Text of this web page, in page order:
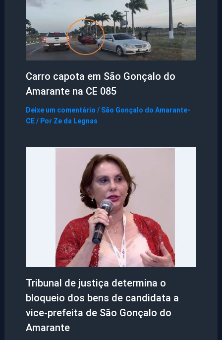
Carro capota em São Gonçalo do
Amarante na CE 085
Deixe um comentário / São Gonçalo do Amarante-
CE/ Por Ze da Legnas
Tribunal de justiça determina o
bloqueio dos bens de candidata a
vice-prefeita de São Gonçalo do
Amarante